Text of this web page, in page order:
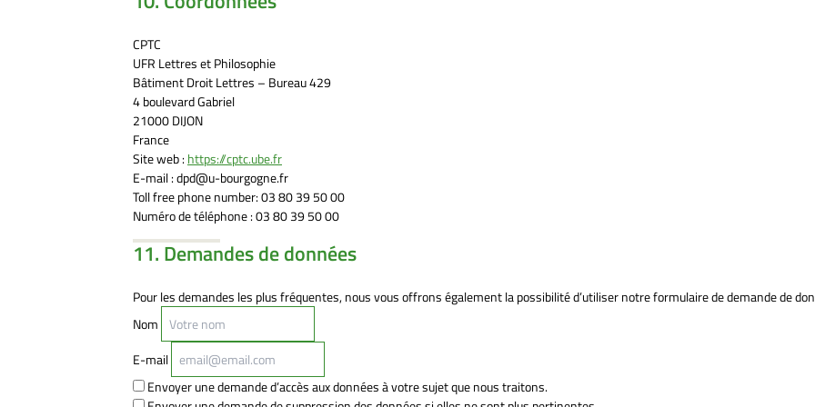
CPTC
UFR Lettres et Philosophie
Bâtiment Droit Lettres – Bureau 429
4 boulevard Gabriel
21000 DIJON
France
Site web :https://cptc.ube.fr
E-mail :dpd@u-bourgogne.fr
Toll free phone number: 03 80 39 50 00
Numéro de téléphone : 03 80 39 50 00
11. Demandes de données
Pour les demandes les plus fréquentes, nous vous offrons également la possibilité d’utiliser notre formulaire de demande de
Nom
E-mail
Envoyer une demande d’accès aux données à votre sujet que nous traitons.